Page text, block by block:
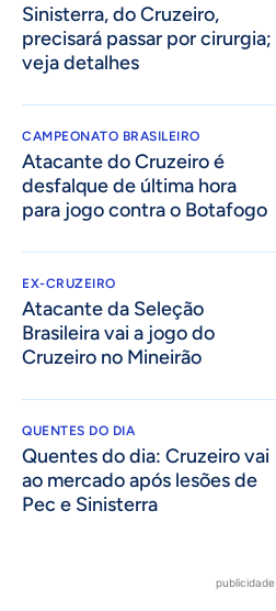
Sinisterra, do Cruzeiro,
precisará passar por cirurgia;
veja detalhes
CAMPEONATO BRASILEIRO
Atacante do Cruzeiro é
desfalque de última hora
para jogo contra o Botafogo
EX-CRUZEIRO
Atacante da Seleção
Brasileira vai a jogo do
Cruzeiro no Mineirão
QUENTES DO DIA
Quentes do dia: Cruzeiro vai
ao mercado após lesões de
Pec e Sinisterra
publicidade